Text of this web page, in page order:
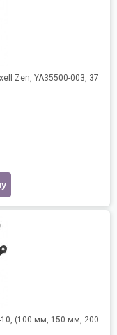
Zen, YA35500-003, 37
(100 мм, 150 мм, 200